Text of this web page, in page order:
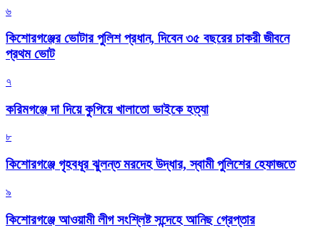
৬
কিশোরগঞ্জের ভোটার পুলিশ প্রধান, দিবেন ৩৫ বছরের চাকরী জীবনে
প্রথম ভোট
৭
করিমগঞ্জে দা দিয়ে কুপিয়ে খালাতো ভাইকে হত্যা
৮
কিশোরগঞ্জে গৃহবধূর ঝুলন্ত মরদেহ উদ্ধার, স্বামী পুলিশের হেফাজতে
৯
কিশোরগঞ্জে আওয়ামী লীগ সংশ্লিষ্ট সন্দেহে আনিছ গ্রেপ্তার